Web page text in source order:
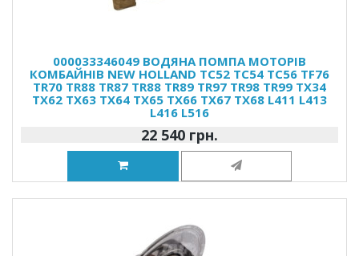
000033346049 ВОДЯНА ПОМПА МОТОРІВ
КОМБАЙНІВ NEW HOLLAND TC52 TC54 TC56 TF76
TR70 TR88 TR87 TR88 TR89 TR97 TR98 TR99 TX34
TX62 TX63 TX64 TX65 TX66 TX67 TX68 L411 L413
L416 L516
22 540 грн.